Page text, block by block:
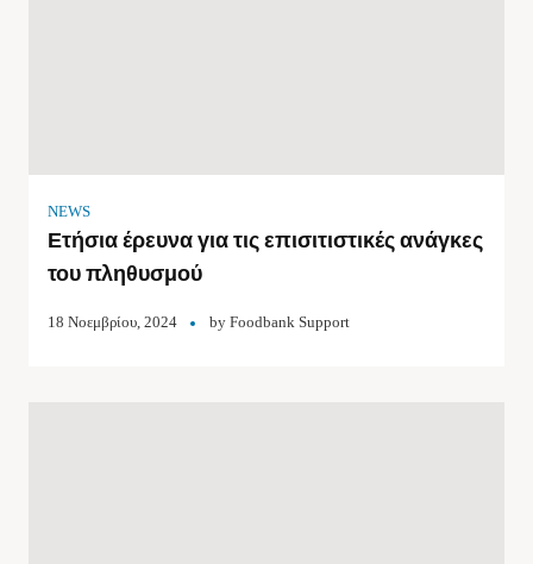
NEWS
Ετήσια έρευνα για τις επισιτιστικές ανάγκες
του πληθυσμού
18 Νοεμβρίου, 2024 by Foodbank Support